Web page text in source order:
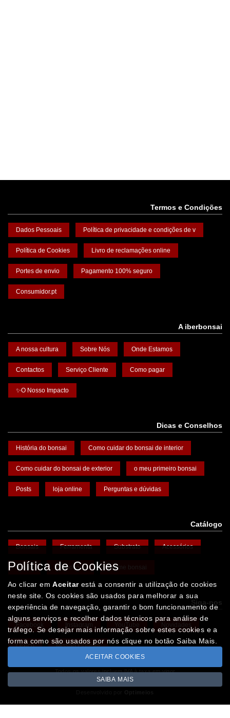
Termos e Condições
Dados Pessoais Política de privacidade e condições de v
Política de Cookies Livro de reclamações online
Portes de envio Pagamento 100% seguro
Consumidor.pt
A iberbonsai
A nossa cultura Sobre Nós Onde Estamos
Contactos Serviço Cliente Como pagar
✨O Nosso Impacto
Dicas e Conselhos
História do bonsai Como cuidar do bonsai de interior
Como cuidar do bonsai de exterior o meu primeiro bonsai
Posts loja online Perguntas e dúvidas
Catálogo
Bonsais Ferramenta Substrato Acessórios
Vasos Promoções Arame bonsai
Siga-nos
Facebook Instagram YouTube Novidades
Léxico Missão Floresta
Todos os valores incluem IVA à taxa em vigor
Copyright © IBERBONSAI.pt 2026
Política de Cookies
Ao clicar emAceitarestá a consentir a utilização de cookies
neste site. Os cookies são usados para melhorar a sua
experiência de navegação, garantir o bom funcionamento de
alguns serviços e recolher dados técnicos para análise de
tráfego. Se desejar mais informação sobre estes cookies e a
forma como são usados por nós clique no botão Saiba Mais.
ACEITAR COOKIES
SAIBA MAIS